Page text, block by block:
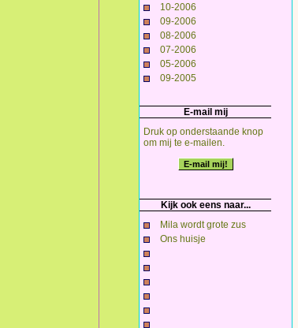
10-2006
09-2006
08-2006
07-2006
05-2006
09-2005
E-mail mij
Druk op onderstaande knop
om mij te e-mailen.
Kijk ook eens naar...
Mila wordt grote zus
Ons huisje